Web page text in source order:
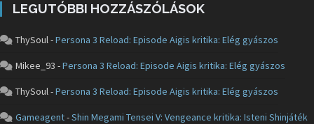
LEGUTÓBBI HOZZÁSZÓLÁSOK
ThySoul-Persona 3 Reload: Episode Aigis kritika: Elég gyászos
Mikee_93 -Persona 3 Reload: Episode Aigis kritika: Elég gyászos
ThySoul-Persona 3 Reload: Episode Aigis kritika: Elég gyászos
Gameagent-Shin Megami Tensei V: Vengeance kritika: Isteni Shinjáték